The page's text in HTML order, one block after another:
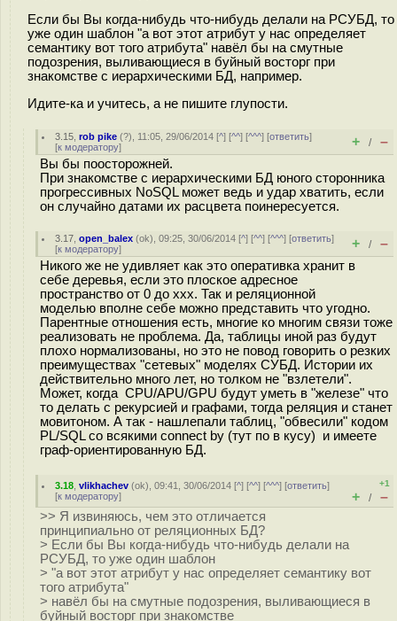
Если бы Вы когда-нибудь что-нибудь делали на РСУБД, то
уже один шаблон "а вот этот атрибут у нас определяет
семантику вот того атрибута" навёл бы на смутные
подозрения, выливающиеся в буйный восторг при
знакомстве с иерархическими БД, например.
Идите-ка и учитесь, а не пишите глупости.
3.15 ,rob pike (?), 11:05, 29/06/2014 [^] [^^] [^^^] [ответить]
[к модератору] + / –
Вы бы поосторожней.
При знакомстве с иерархическими БД юного сторонника
прогрессивных NoSQL может ведь и удар хватить, если
он случайно датами их расцвета поинересуется.
3.17 ,open_balex (ok), 09:25, 30/06/2014 [^] [^^] [^^^] [ответить]
[к модератору] + / –
Никого же не удивляет как это оперативка хранит в
себе деревья, если это плоское адресное
пространство от 0 до ххх. Так и реляционной
моделью вполне себе можно представить что угодно.
Парентные отношения есть, многие ко многим связи тоже
реализовать не проблема. Да, таблицы иной раз будут
плохо нормализованы, но это не повод говорить о резких
преимуществах "сетевых" моделях СУБД. Истории их
действительно много лет, но толком не "взлетели".
Может, когда CPU/APU/GPU будут уметь в "железе" что
то делать с рекурсией и графами, тогда реляция и станет
мовитоном. А так - нашлепали таблиц, "обвесили" кодом
PL/SQL со всякими connect by (тут по в кусу) и имеете
граф-ориентированную БД.
3.18 ,vlikhachev (ok), 09:41, 30/06/2014 [^] [^^] [^^^] [ответить]
[к модератору]
+1
+ / –
>> Я извиняюсь, чем это отличается
принципиально от реляционных БД?
> Если бы Вы когда-нибудь что-нибудь делали на
РСУБД, то уже один шаблон
> "а вот этот атрибут у нас определяет семантику вот
того атрибута"
> навёл бы на смутные подозрения, выливающиеся в
буйный восторг при знакомстве